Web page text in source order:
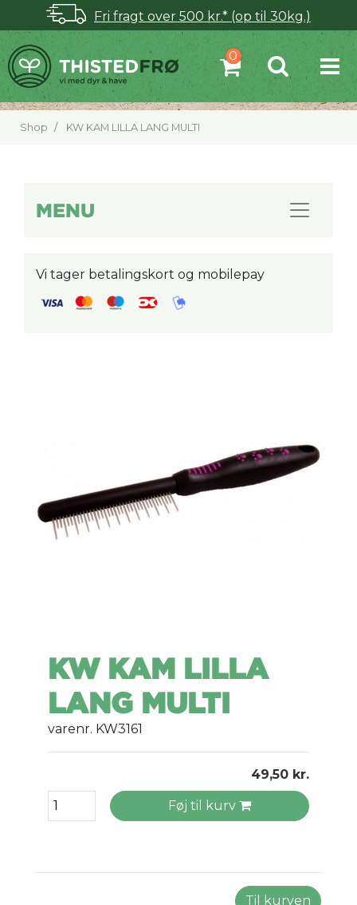
Fri fragt over 500 kr.* (op til 30kg.)
Shop KW KAM LILLA LANG MULTI
MENU
Vi tager betalingskort og mobilepay
KW KAM LILLA
LANG MULTI
varenr. KW3161
49,50 kr.
Føj til kurv
Til kurven